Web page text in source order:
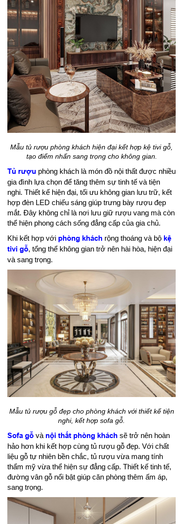
Mẫu tủ rượu phòng khách hiện đại kết hợp kệ tivi gỗ,
tạo điểm nhấn sang trọng cho không gian.
Tủ rượu phòng khách là món đồ nội thất được nhiều
gia đình lựa chọn để tăng thêm sự tinh tế và tiện
nghi. Thiết kế hiện đại, tối ưu không gian lưu trữ, kết
hợp đèn LED chiếu sáng giúp trưng bày rượu đẹp
mắt. Đây không chỉ là nơi lưu giữ rượu vang mà còn
thể hiện phong cách sống đẳng cấp của gia chủ.
Khi kết hợp với phòng khách rộng thoáng và bộ kệ
tivi gỗ, tổng thể không gian trở nên hài hòa, hiện đại
và sang trọng.
Mẫu tủ rượu gỗ đẹp cho phòng khách với thiết kế tiện
nghi, kết hợp sofa gỗ.
Sofa gỗ và nội thất phòng khách sẽ trở nên hoàn
hảo hơn khi kết hợp cùng tủ rượu gỗ đẹp. Với chất
liệu gỗ tự nhiên bền chắc, tủ rượu vừa mang tính
thẩm mỹ vừa thể hiện sự đẳng cấp. Thiết kế tinh tế,
đường vân gỗ nổi bật giúp căn phòng thêm ấm áp,
sang trọng.